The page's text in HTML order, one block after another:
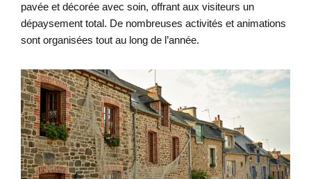
pavée et décorée avec soin, offrant aux visiteurs un
dépaysement total. De nombreuses activités et animations
sont organisées tout au long de l’année.